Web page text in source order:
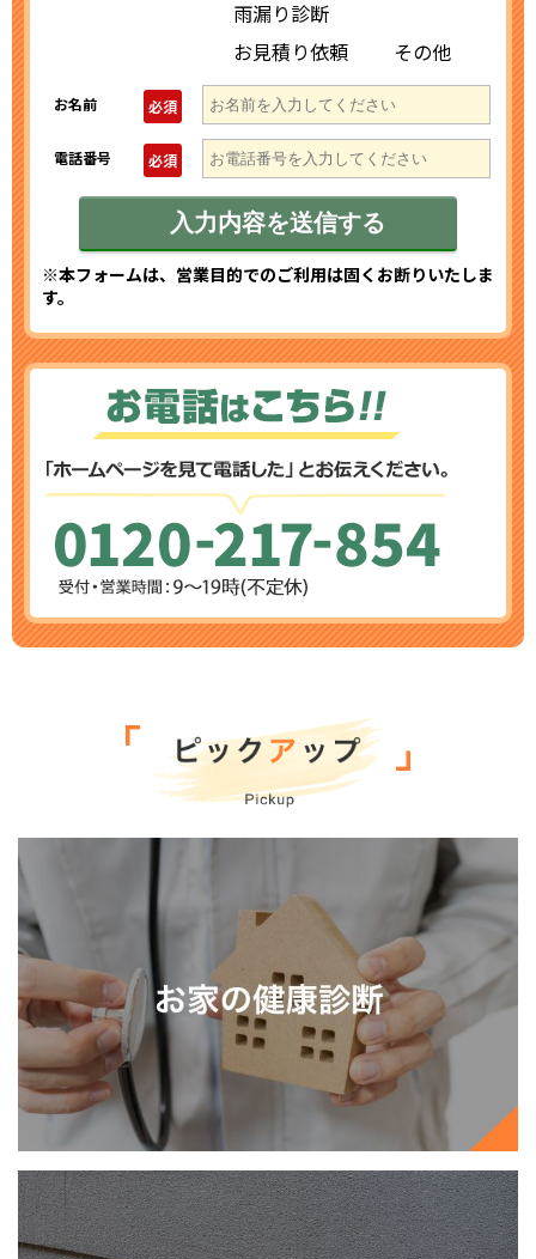
雨漏り診断
お見積り依頼
その他
お名前 必須
電話番号 必須
※本フォームは、営業目的でのご利用は固くお断りいたしま
す。